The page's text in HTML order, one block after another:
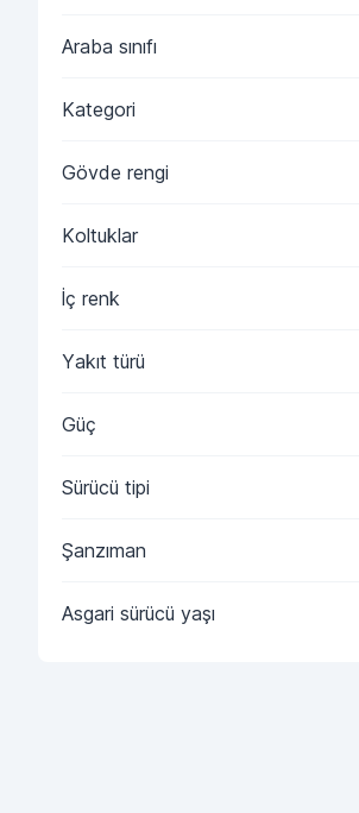
Araba sınıfı
Kategori
Gövde rengi
Koltuklar
İç renk
Yakıt türü
Güç
Sürücü tipi
Şanzıman
Asgari sürücü yaşı